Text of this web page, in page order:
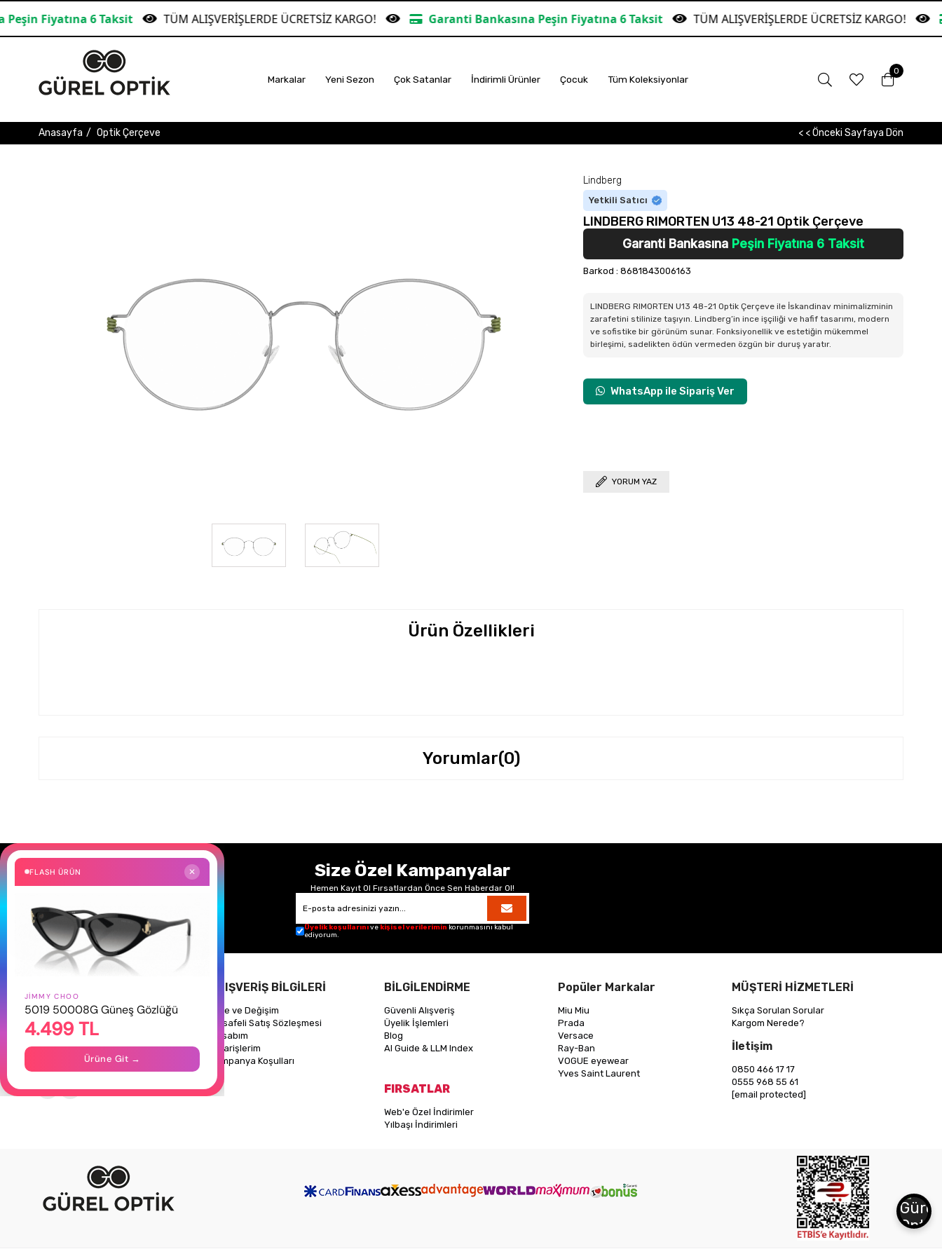
6 Taksit TÜM ALIŞVERİŞLERDE ÜCRETSİZ KARGO! Garanti Bankasına Peşin Fiyatına 6 Taksit TÜM ALIŞVERİŞLERDE ÜCRETSİZ KARGO!
Markalar Yeni Sezon Çok Satanlar İndirimli Ürünler Çocuk Tüm Koleksiyonlar
0
Anasayfa Optik Çerçeve < < Önceki Sayfaya Dön
Lindberg
Yetkili Satıcı
LINDBERG RIMORTEN U13 48-21 Optik Çerçeve
Garanti Bankasına Peşin Fiyatına 6 Taksit
Barkod : 8681843006163
LINDBERG RIMORTEN U13 48-21 Optik Çerçeve ile İskandinav minimalizminin
zarafetini stilinize taşıyın. Lindberg’in ince işçiliği ve hafif tasarımı, modern
ve sofistike bir görünüm sunar. Fonksiyonellik ve estetiğin mükemmel
birleşimi, sadelikten ödün vermeden özgün bir duruş yaratır.
WhatsApp ile Sipariş Ver
YORUM YAZ
Ürün Özellikleri
Yorumlar(0)
Size Özel Kampanyalar
Hemen Kayıt Ol Fırsatlardan Önce Sen Haberdar Ol!
Üyelik koşullarınıve kişisel verilerimin korunmasını kabul
ediyorum.
Hakkımızda
Gizlilik Politikası
İletişim
Mağazalarımız
Takipte Kal
ALIŞVERİŞ BİLGİLERİ
İade ve Değişim
Mesafeli Satış Sözleşmesi
Hesabım
Siparişlerim
Kampanya Koşulları
BİLGİLENDİRME
Güvenli Alışveriş
Üyelik İşlemleri
Blog
AI Guide & LLM Index
FIRSATLAR
Web'e Özel İndirimler
Yılbaşı İndirimleri
Popüler Markalar
Miu Miu
Prada
Versace
Ray-Ban
VOGUE eyewear
Yves Saint Laurent
MÜŞTERİ HİZMETLERİ
Sıkça Sorulan Sorular
Kargom Nerede?
İletişim
0850 466 17 17
0555 968 55 61
[email protected]
FLASH ÜRÜN ✕
JIMMY CHOO
5019 50008G Güneş Gözlüğü
4.499 TL
Ürüne Git →